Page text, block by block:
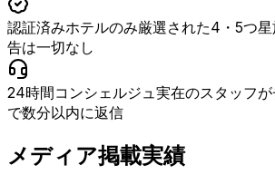
認証済みホテルのみ厳選された4・5つ
告は一切なし
24時間コンシェルジュ実在のスタッフ
で数分以内に返信
メディア掲載実績